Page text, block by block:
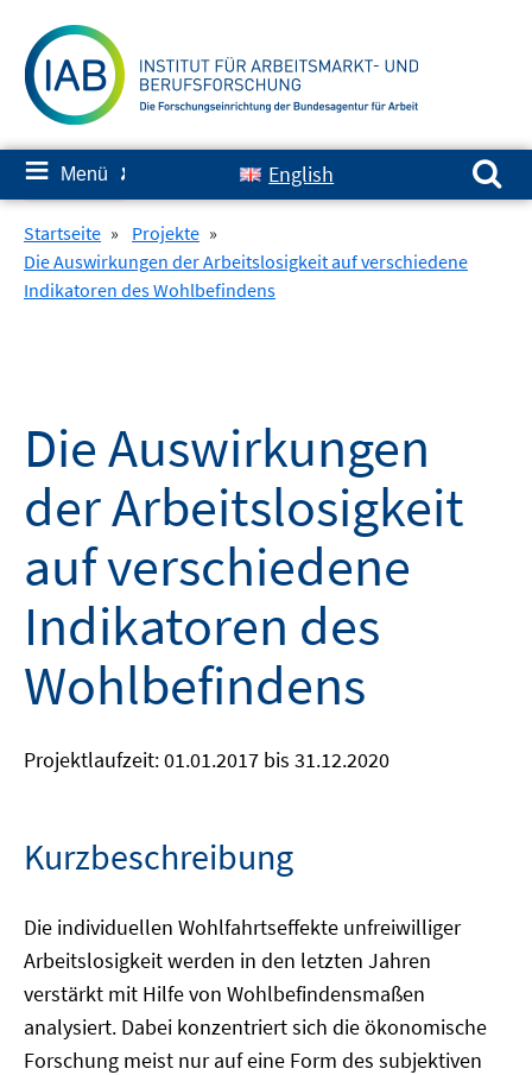
zum
Inhalt
≡ Menü ✘ English
Suchen nach:
Startseite » Projekte »
Die Auswirkungen der Arbeitslosigkeit auf verschiedene
Indikatoren des Wohlbefindens
Die Auswirkungen
der Arbeitslosigkeit
auf verschiedene
Indikatoren des
Wohlbefindens
Projektlaufzeit: 01.01.2017 bis 31.12.2020
Kurzbeschreibung
Die individuellen Wohlfahrtseffekte unfreiwilliger
Arbeitslosigkeit werden in den letzten Jahren
verstärkt mit Hilfe von Wohlbefindensmaßen
analysiert. Dabei konzentriert sich die ökonomische
Forschung meist nur auf eine Form des subjektiven